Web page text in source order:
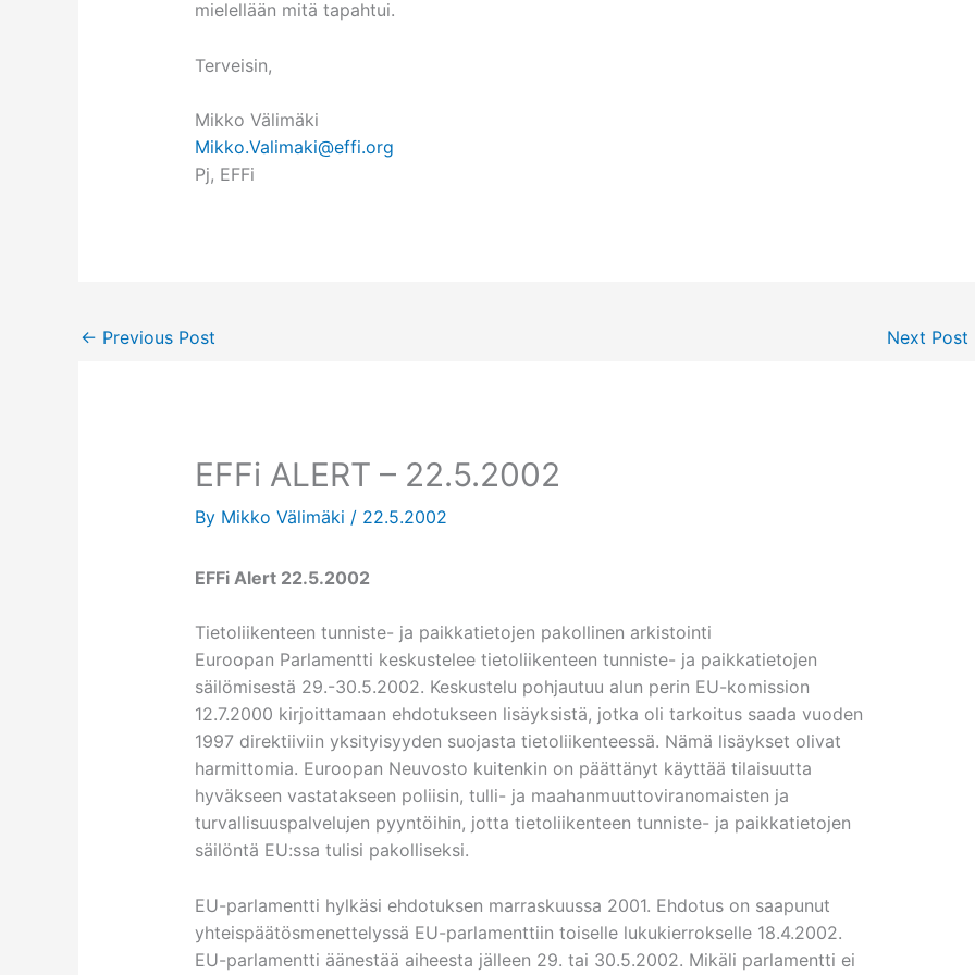
mielellään mitä tapahtui.
Terveisin,
Mikko Välimäki
Mikko.Valimaki@effi.org
Pj, EFFi
← Previous Post Next Post
EFFi ALERT – 22.5.2002
By Mikko Välimäki / 22.5.2002
EFFi Alert 22.5.2002
Tietoliikenteen tunniste- ja paikkatietojen pakollinen arkistointi
Euroopan Parlamentti keskustelee tietoliikenteen tunniste- ja paikkatietojen
säilömisestä 29.-30.5.2002. Keskustelu pohjautuu alun perin EU-komission
12.7.2000 kirjoittamaan ehdotukseen lisäyksistä, jotka oli tarkoitus saada vuoden
1997 direktiiviin yksityisyyden suojasta tietoliikenteessä. Nämä lisäykset olivat
harmittomia. Euroopan Neuvosto kuitenkin on päättänyt käyttää tilaisuutta
hyväkseen vastatakseen poliisin, tulli- ja maahanmuuttoviranomaisten ja
turvallisuuspalvelujen pyyntöihin, jotta tietoliikenteen tunniste- ja paikkatietojen
säilöntä EU:ssa tulisi pakolliseksi.
EU-parlamentti hylkäsi ehdotuksen marraskuussa 2001. Ehdotus on saapunut
yhteispäätösmenettelyssä EU-parlamenttiin toiselle lukukierrokselle 18.4.2002.
EU-parlamentti äänestää aiheesta jälleen 29. tai 30.5.2002. Mikäli parlamentti ei